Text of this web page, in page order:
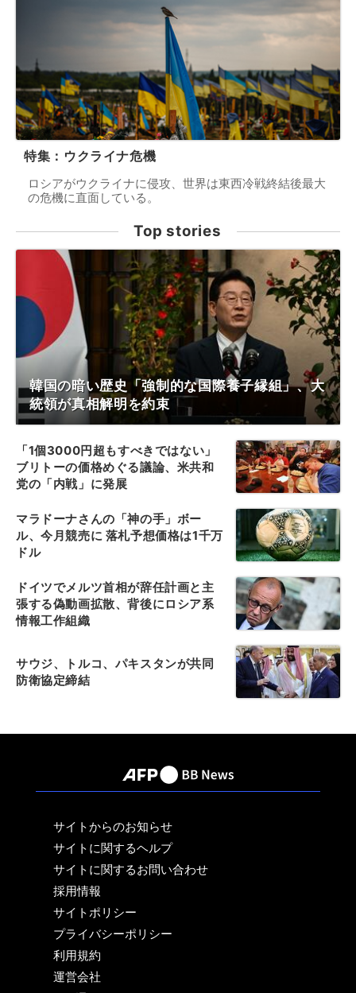
特集：ウクライナ危機
ロシアがウクライナに侵攻、世界は東西冷戦終結後最大
の危機に直面している。
Top stories
韓国の暗い歴史「強制的な国際養子縁組」、大
統領が真相解明を約束
「1個3000円超もすべきではない」
ブリトーの価格めぐる議論、米共和
党の「内戦」に発展
マラドーナさんの「神の手」ボー
ル、今月競売に 落札予想価格は1千万
ドル
ドイツでメルツ首相が辞任計画と主
張する偽動画拡散、背後にロシア系
情報工作組織
サウジ、トルコ、パキスタンが共同
防衛協定締結
サイトからのお知らせ
サイトに関するヘルプ
サイトに関するお問い合わせ
採用情報
サイトポリシー
プライバシーポリシー
利用規約
運営会社